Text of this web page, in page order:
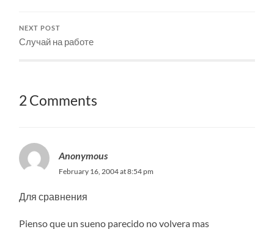
NEXT POST
Случай на работе
2 Comments
Anonymous
February 16, 2004 at 8:54 pm
Для сравнения
Pienso que un sueno parecido no volvera mas